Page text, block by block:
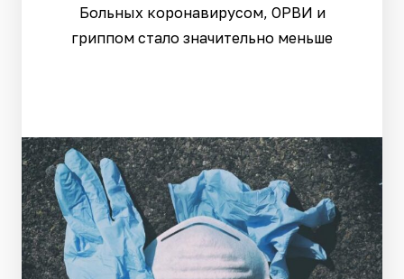
Больных коронавирусом, ОРВИ и
гриппом стало значительно меньше